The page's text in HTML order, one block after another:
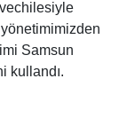
Samsun
kullandı.